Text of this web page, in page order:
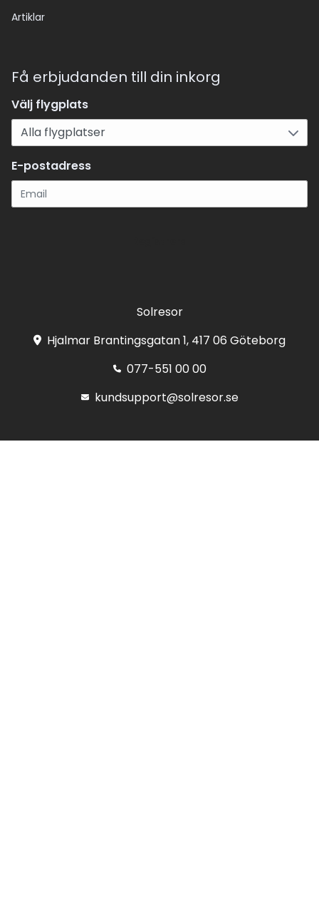
Artiklar
Få erbjudanden till din inkorg
Välj flygplats
E-postadress
Solresor
Hjalmar Brantingsgatan 1, 417 06 Göteborg
077-551 00 00
kundsupport@solresor.se